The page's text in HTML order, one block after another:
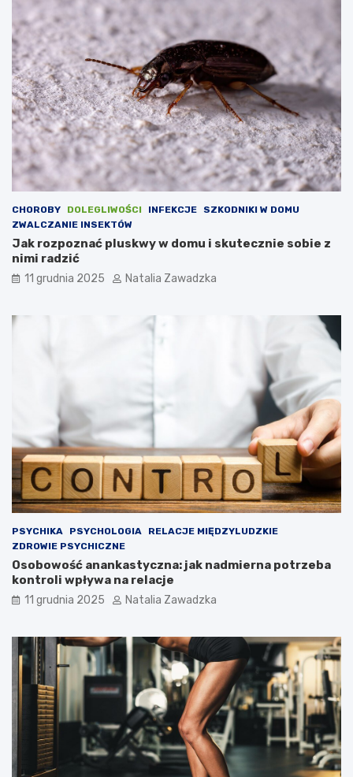
–
t
o
w
a
r
t
o
w
i
e
i
e
ć
u
c
(
P
O
C
h
P
)
–
c
a
r
t
o
w
d
d
o
l
e
g
l
i
w
o
c
?
CHOROBY DOLEGLIWOŚCI INFEKCJE
SZKODNIKI W DOMU
ZWALCZANIE INSEKTÓW
Jak rozpoznać pluskwy w domu i skutecznie sobie z
nimi radzić
11 grudnia 2025 Natalia Zawadzka
PSYCHIKA PSYCHOLOGIA
RELACJE MIĘDZYLUDZKIE
ZDROWIE PSYCHICZNE
Osobowość anankastyczna: jak nadmierna potrzeba
kontroli wpływa na relacje
11 grudnia 2025 Natalia Zawadzka